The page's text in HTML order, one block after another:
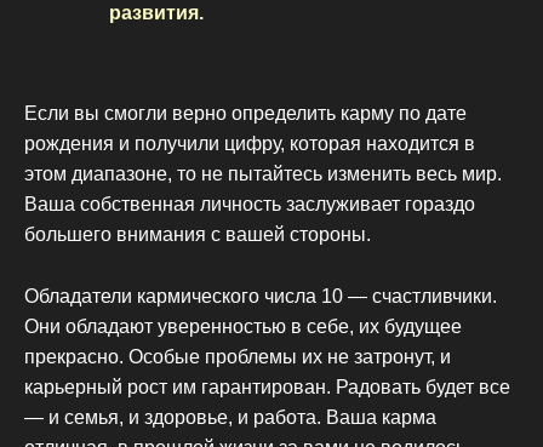
развития.
Если вы смогли верно определить карму по дате
рождения и получили цифру, которая находится в
этом диапазоне, то не пытайтесь изменить весь мир.
Ваша собственная личность заслуживает гораздо
большего внимания с вашей стороны.
Обладатели кармического числа 10 — счастливчики.
Они обладают уверенностью в себе, их будущее
прекрасно. Особые проблемы их не затронут, и
карьерный рост им гарантирован. Радовать будет все
— и семья, и здоровье, и работа. Ваша карма